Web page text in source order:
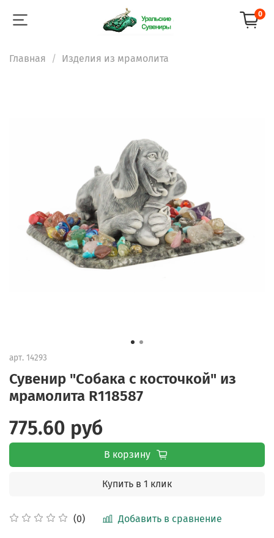
0
Главная Изделия из мрамолита
арт. 14293
Сувенир "Собака с косточкой" из
мрамолита R118587
(0) Добавить в сравнение
775.60 руб
В корзину
Купить в 1 клик